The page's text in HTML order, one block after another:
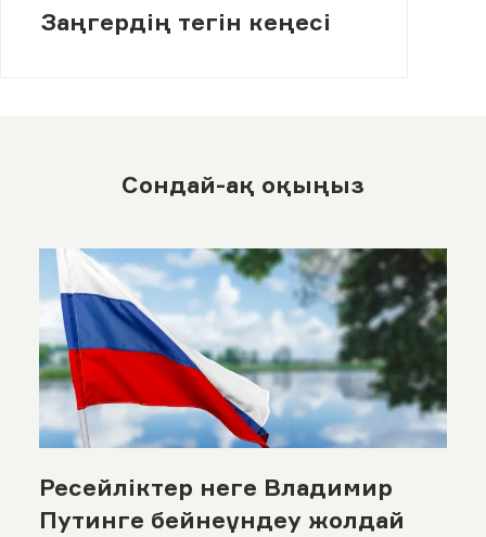
Заңгердің тегін кеңесі
Сондай-ақ оқыңыз
Ресейліктер неге Владимир
Путинге бейнеүндеу жолдай